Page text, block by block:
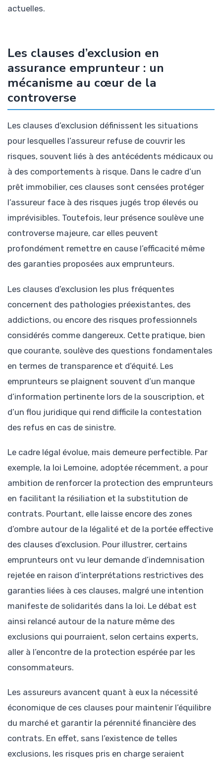
actuelles.
Les clauses d’exclusion en
assurance emprunteur : un
mécanisme au cœur de la
controverse
Les clauses d’exclusion définissent les situations
pour lesquelles l’assureur refuse de couvrir les
risques, souvent liés à des antécédents médicaux ou
à des comportements à risque. Dans le cadre d’un
prêt immobilier, ces clauses sont censées protéger
l’assureur face à des risques jugés trop élevés ou
imprévisibles. Toutefois, leur présence soulève une
controverse majeure, car elles peuvent
profondément remettre en cause l’efficacité même
des garanties proposées aux emprunteurs.
Les clauses d’exclusion les plus fréquentes
concernent des pathologies préexistantes, des
addictions, ou encore des risques professionnels
considérés comme dangereux. Cette pratique, bien
que courante, soulève des questions fondamentales
en termes de transparence et d’équité. Les
emprunteurs se plaignent souvent d’un manque
d’information pertinente lors de la souscription, et
d’un flou juridique qui rend difficile la contestation
des refus en cas de sinistre.
Le cadre légal évolue, mais demeure perfectible. Par
exemple, la loi Lemoine, adoptée récemment, a pour
ambition de renforcer la protection des emprunteurs
en facilitant la résiliation et la substitution de
contrats. Pourtant, elle laisse encore des zones
d’ombre autour de la légalité et de la portée effective
des clauses d’exclusion. Pour illustrer, certains
emprunteurs ont vu leur demande d’indemnisation
rejetée en raison d’interprétations restrictives des
garanties liées à ces clauses, malgré une intention
manifeste de solidarités dans la loi. Le débat est
ainsi relancé autour de la nature même des
exclusions qui pourraient, selon certains experts,
aller à l’encontre de la protection espérée par les
consommateurs.
Les assureurs avancent quant à eux la nécessité
économique de ces clauses pour maintenir l’équilibre
du marché et garantir la pérennité financière des
contrats. En effet, sans l’existence de telles
exclusions, les risques pris en charge seraient